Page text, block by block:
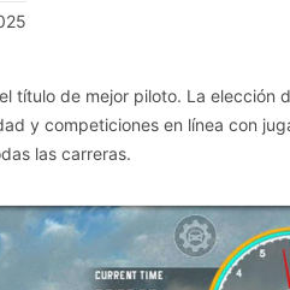
título de mejor piloto. La elección
y competiciones en línea con
las carreras.